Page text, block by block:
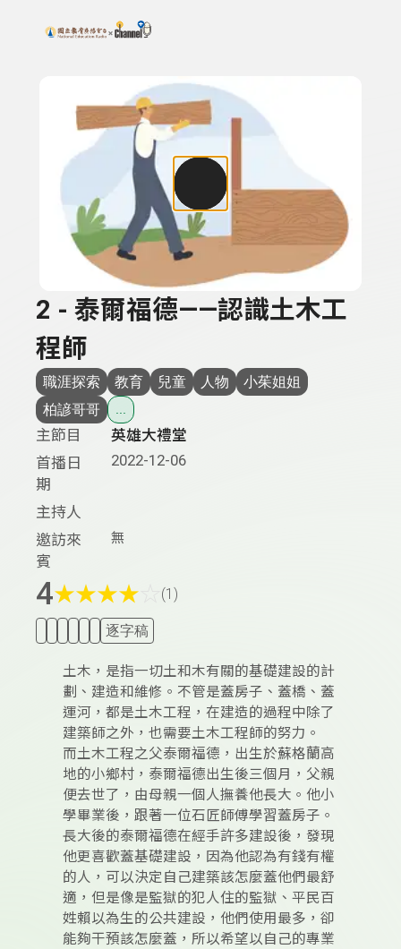
上方功能區塊
搜尋關鍵字：可輸入節目名稱、主持人或關鍵字
2 - 泰爾福德——認識土木工
程師
職涯探索 教育 兒童 人物
小茱姐姐
柏諺哥哥
...
主節目
英雄大禮堂
首播日
期
2022-12-06
主持人
邀訪來
賓
無
4★★★★ (1)
逐字稿
土木，是指一切土和木有關的基礎建設的計
劃、建造和維修。不管是蓋房子、蓋橋、蓋
運河，都是土木工程，在建造的過程中除了
建築師之外，也需要土木工程師的努力。
而土木工程之父泰爾福德，出生於蘇格蘭高
地的小鄉村，泰爾福德出生後三個月，父親
便去世了，由母親一個人撫養他長大。他小
學畢業後，跟著一位石匠師傅學習蓋房子。
長大後的泰爾福德在經手許多建設後，發現
他更喜歡蓋基礎建設，因為他認為有錢有權
的人，可以決定自己建築該怎麼蓋他們最舒
適，但是像是監獄的犯人住的監獄、平民百
姓賴以為生的公共建設，他們使用最多，卻
能夠干預該怎麼蓋，所以希望以自己的專業